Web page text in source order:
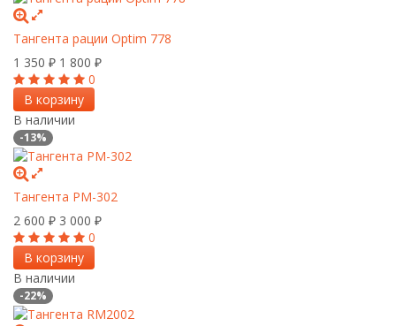
Тангента рации Optim 778
1 350 ₽ 1 800 ₽
0
В корзину
В наличии
-13%
Тангента РМ-302
2 600 ₽ 3 000 ₽
0
В корзину
В наличии
-22%